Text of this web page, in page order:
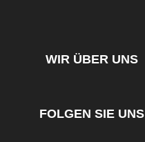
WIR ÜBER UNS
FOLGEN SIE UNS